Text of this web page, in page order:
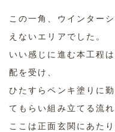
この一角、ウインター
えないエリアでした。
いい感じに進む本工程
配を受け、
ひたすらペンキ塗りに
てもらい組み立てる流れ
ここは正面玄関にあた